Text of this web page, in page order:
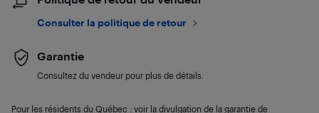
Consulter la politique de retour
Garantie
Consultez du vendeur pour plus de détails.
Pour les résidents du Québec : voir la divulgation de la garantie de